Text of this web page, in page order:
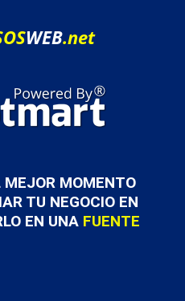
WEB.net
MOMENTO
TU NEGOCIO EN
EN UNA FUENTE